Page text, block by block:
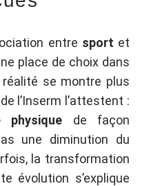
entre sport et
place de choix dans
se montre plus
l’Inserm l’attestent :
physique de façon
une diminution du
la transformation
évolution s’explique